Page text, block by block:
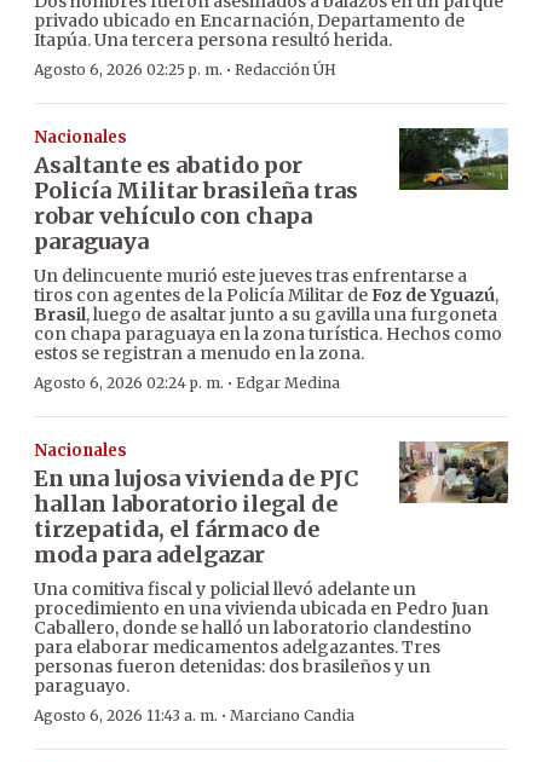
privado ubicado en Encarnación, Departamento de
Itapúa. Una tercera persona resultó herida.
Agosto 6, 2026 02:25 p. m. · Redacción ÚH
Nacionales
Asaltante es abatido por
Policía Militar brasileña tras
robar vehículo con chapa
paraguaya
Un delincuente murió este jueves tras enfrentarse a
tiros con agentes de la Policía Militar deFoz de Yguazú,
Brasil, luego de asaltar junto a su gavilla una furgoneta
con chapa paraguaya en la zona turística. Hechos como
estos se registran a menudo en la zona.
Agosto 6, 2026 02:24 p. m. · Edgar Medina
Nacionales
En una lujosa vivienda de PJC
hallan laboratorio ilegal de
tirzepatida, el fármaco de
moda para adelgazar
Una comitiva fiscal y policial llevó adelante un
procedimiento en una vivienda ubicada en Pedro Juan
Caballero, donde se halló un laboratorio clandestino
para elaborar medicamentos adelgazantes. Tres
personas fueron detenidas: dos brasileños y un
paraguayo.
Agosto 6, 2026 11:43 a. m. · Marciano Candia